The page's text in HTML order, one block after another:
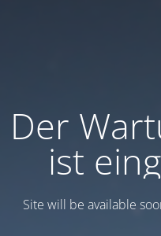
Der
ist
Site will be available